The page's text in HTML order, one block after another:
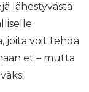
lähestyvästä
joita voit tehdä
et – mutta